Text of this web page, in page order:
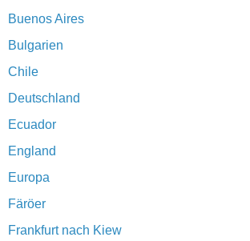
Buenos Aires
Bulgarien
Chile
Deutschland
Ecuador
England
Europa
Färöer
Frankfurt nach Kiew